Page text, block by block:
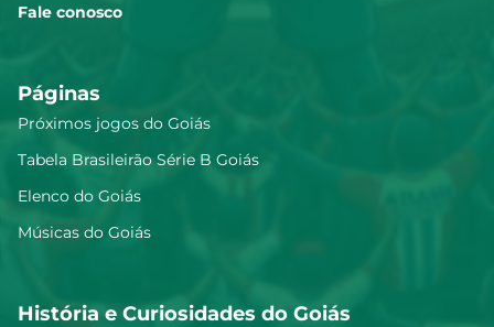
Fale conosco
Páginas
Próximos jogos do Goiás
Tabela Brasileirão Série B Goiás
Elenco do Goiás
Músicas do Goiás
História e Curiosidades do Goiás